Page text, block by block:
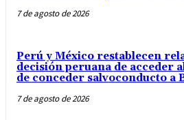
7 de agosto de 2026
Perú y México restablecen
decisión peruana de acceder
de conceder salvoconducto a
7 de agosto de 2026